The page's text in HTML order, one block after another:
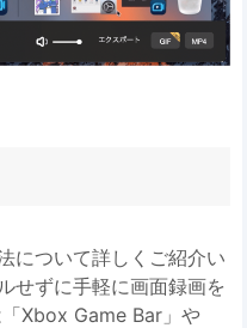
について詳しくご紹介い
せずに手軽に画面録画を
Xbox Game Bar」や